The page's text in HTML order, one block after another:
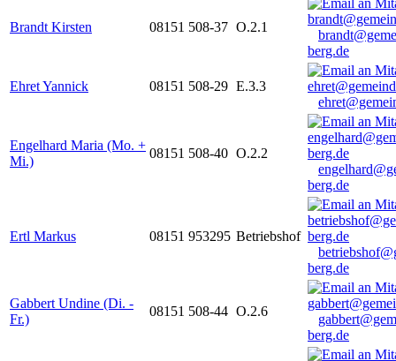
Brandt Kirsten 08151 508-37 O.2.1
berg.de
Ehret Yannick 08151 508-29 E.3.3
Engelhard Maria (Mo. +
Mi.)
08151 508-40 O.2.2
berg.de
Ertl Markus 08151 953295 Betriebshof
berg.de
Gabbert Undine (Di. -
Fr.)
08151 508-44 O.2.6
berg.de